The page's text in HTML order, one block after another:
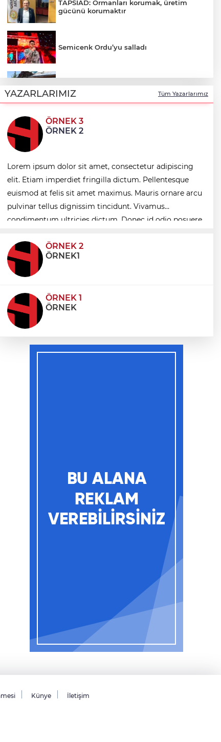
TAPSİAD: Ormanları korumak, üretim
gücünü korumaktır
Semicenk Ordu’yu salladı
keşfetti
Türkiye, Suudi Arabistan ve Pakistan
arasında ortak savunma anlaşması
imzalandı
Gebzeli sporcu Akdeniz Oyunları'nda
Türkiye'yi temsil edecek
üzerine dikkat çeken açıklamalar... 77
yaşında gençlik mucizesi
YAZARLARIMIZ Tüm Yazarlarımız
ÖRNEK 3
ÖRNEK 2
Lorem ipsum dolor sit amet, consectetur adipiscing
elit. Etiam imperdiet fringilla dictum. Pellentesque
euismod at felis sit amet maximus. Mauris ornare arcu
pulvinar tellus dignissim tincidunt. Vivamus
condimentum ultricies dictum. Donec id odio posuere,
ÖRNEK 2
ÖRNEK1
ÖRNEK 1
ÖRNEK
Künye İletişim